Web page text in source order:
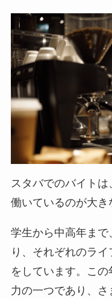
スタバでのバイト
働いているのが大き
学生から中高年まで
り、それぞれのラ
をしています。こ
力の一つであり、